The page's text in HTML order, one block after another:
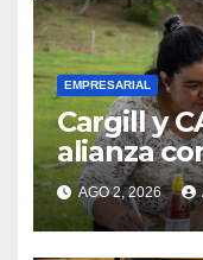
EMPRESARIAL
Cargill y
alianza
millones
mujeres
AGO 2, 2026